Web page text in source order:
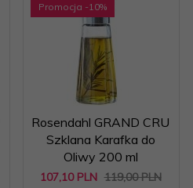
Promocja -10%
Rosendahl GRAND CRU
Szklana Karafka do
Oliwy 200 ml
107,10 PLN 119,00 PLN